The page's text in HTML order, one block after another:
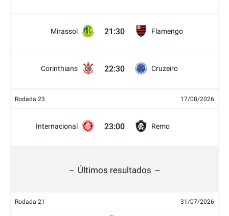
Mirassol 21:30 Flamengo
Corinthians 22:30 Cruzeiro
Rodada 23 17/08/2026
Internacional 23:00 Remo
Últimos resultados
Rodada 21 31/07/2026